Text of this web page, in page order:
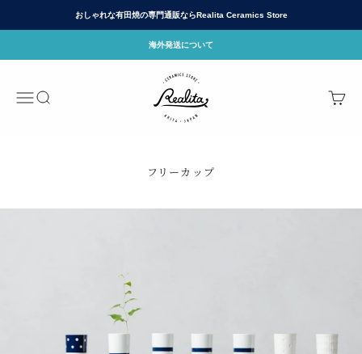
おしゃれな有田焼の専門通販ならRealita Ceramics Store
海外発送について
MenuSearch
有田焼(ありたやき)の専門通販 Realita
Cart
フリーカップ